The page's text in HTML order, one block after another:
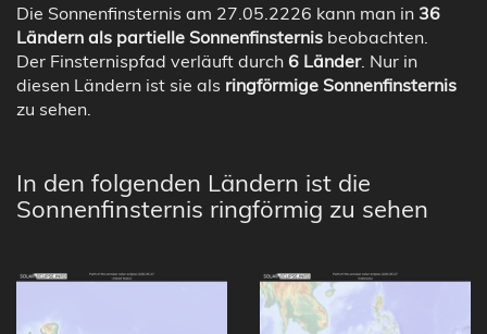
Die Sonnenfinsternis am 27.05.2226 kann man in 36
Ländern als partielle Sonnenfinsternis beobachten.
Der Finsternispfad verläuft durch 6 Länder. Nur in
diesen Ländern ist sie als ringförmige Sonnenfinsternis
zu sehen.
In den folgenden Ländern ist die
Sonnenfinsternis ringförmig zu sehen